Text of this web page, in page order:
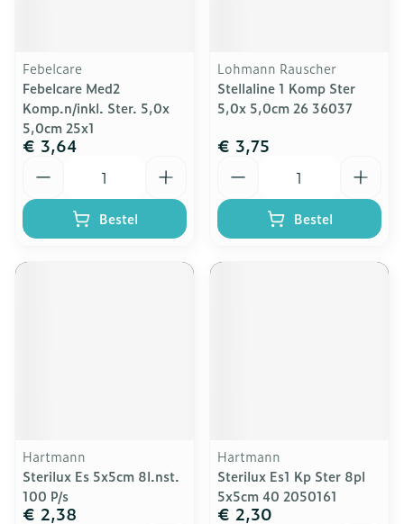
Febelcare
Febelcare Med2
Komp.n/inkl. Ster. 5,0x
5,0cm 25x1
€ 3,64
Bestel
Lohmann Rauscher
Stellaline 1 Komp Ster
5,0x 5,0cm 26 36037
€ 3,75
Bestel
Hartmann
Sterilux Es 5x5cm 8l.nst.
100 P/s
€ 2,38
Hartmann
Sterilux Es1 Kp Ster 8pl
5x5cm 40 2050161
€ 2,30